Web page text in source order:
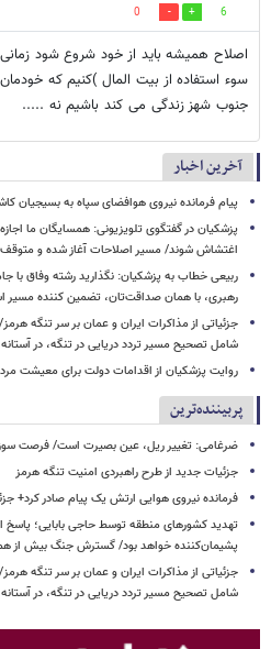
6
0
اصلاح همیشه باید از خود شروع شود
سوء استفاده از بیت المال )کنیم که
جنوب شهز زندگی می کند باشیم نه .....
آخرین اخبار
پیام فرمانده نیروی هوافضای سپاه به بسیجیان
پزشکیان در گفتگوی تلویزیونی: همسایگان ما
اغتشاش شوند/ مسیر اصلاحات آغاز شده و
ربیعی خطاب به پزشکیان: نگذارید رشته وفاق
رهبری، با همان صداقت‌تان، تضمین کننده مسیر
جزئیاتی از مذاکرات ایران و عمان بر سر تنگه
شامل تصحیح مسیر تردد دریایی در تنگه، در
روایت پزشکیان از اقدامات دولت برای معیشت
پربیننده‌ترین
ضرغامی: تغییر ریل، عین بصیرت است/ فرصت
جزئیات جدید از طرح راهبردی امنیت تنگه هرمز
فرمانده نیروی هوایی ارتش یک پیام صادر کرد+
تهدید کشورهای منطقه توسط حاجی بابایی؛ پاسخ
پشیمان‌کننده خواهد بود/ گسترش جنگ بیش از
جزئیاتی از مذاکرات ایران و عمان بر سر تنگه
شامل تصحیح مسیر تردد دریایی در تنگه، در